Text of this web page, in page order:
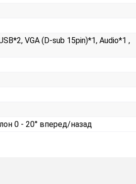
VGA (D-sub 15pin)*1, Audio*1 ,
0 - 20° вперед/назад